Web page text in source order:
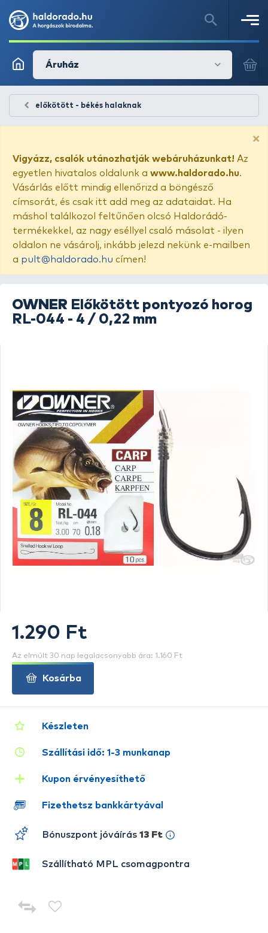
Áruház
előkötött - békés halaknak
×
Vigyázz, csalók utánozhatják webáruházunkat! Az
egyetlen hivatalos oldalunk a www.haldorado.hu.
Vásárlás előtt mindig ellenőrizd a böngésző
címsorát, és csak itt add meg az adataidat. Ha
máshol találkozol feltűnően olcsó Haldorádó-
termékekkel, az nagy eséllyel csaló másolat - ilyen
oldalon ne vásárolj, inkább jelezd nekünk e-mailben
a pult@haldorado.hu címen!
OWNER Előkötött pontyozó horog
RL-044 - 4 / 0,22 mm
Készleten
Szállítási idő: 1-3 munkanap
Kupon érvényesíthető
Fizethetsz bankkártyával
Bónuszpont jóváírás 13 Ft
Szállítható MPL csomagpontra
1.290 Ft
Az elmúlt 30 nap legalacsonyabb ára: 1.160 Ft
Kosárba